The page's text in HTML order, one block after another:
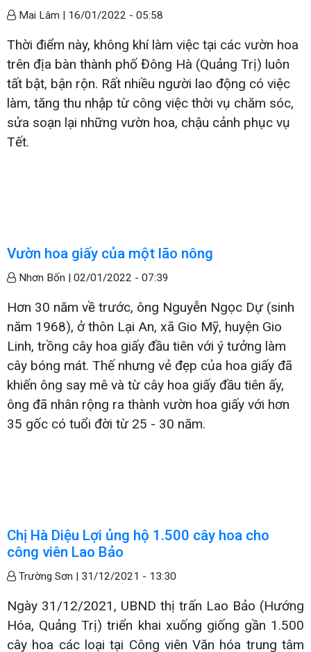
Mai Lâm | 16/01/2022 - 05:58
Thời điểm này, không khí làm việc tại các vườn hoa
trên địa bàn thành phố Đông Hà (Quảng Trị) luôn
tất bật, bận rộn. Rất nhiều người lao động có việc
làm, tăng thu nhập từ công việc thời vụ chăm sóc,
sửa soạn lại những vườn hoa, chậu cảnh phục vụ
Tết.
Vườn hoa giấy của một lão nông
Nhơn Bốn | 02/01/2022 - 07:39
Hơn 30 năm về trước, ông Nguyễn Ngọc Dự (sinh
năm 1968), ở thôn Lại An, xã Gio Mỹ, huyện Gio
Linh, trồng cây hoa giấy đầu tiên với ý tưởng làm
cây bóng mát. Thế nhưng vẻ đẹp của hoa giấy đã
khiến ông say mê và từ cây hoa giấy đầu tiên ấy,
ông đã nhân rộng ra thành vườn hoa giấy với hơn
35 gốc có tuổi đời từ 25 - 30 năm.
Chị Hà Diệu Lợi ủng hộ 1.500 cây hoa cho
công viên Lao Bảo
Trường Sơn | 31/12/2021 - 13:30
Ngày 31/12/2021, UBND thị trấn Lao Bảo (Hướng
Hóa, Quảng Trị) triển khai xuống giống gần 1.500
cây hoa các loại tại Công viên Văn hóa trung tâm